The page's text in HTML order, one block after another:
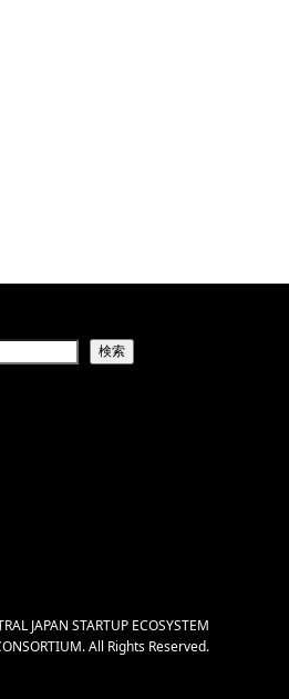
検索
JAPAN STARTUP ECOSYSTEM
. All Rights Reserved.